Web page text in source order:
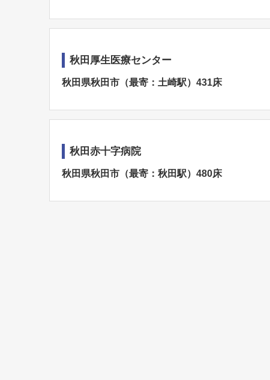
秋田厚生医療センター
秋田県秋田市（最寄：土崎駅）431床
秋田赤十字病院
秋田県秋田市（最寄：秋田駅）480床